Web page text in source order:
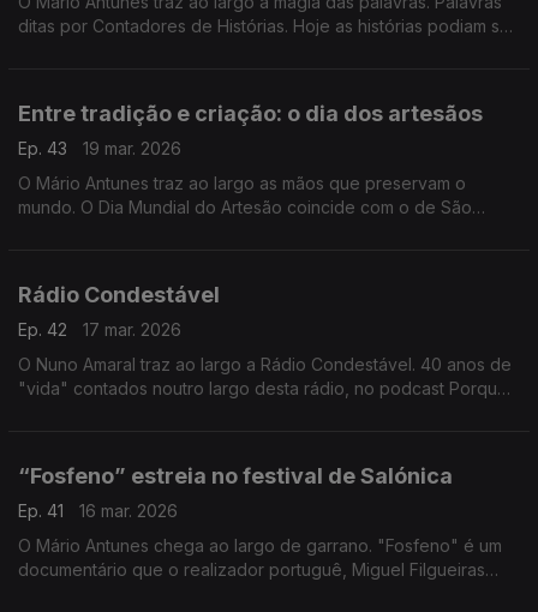
ditas por Contadores de Histórias. Hoje as histórias podiam ser
Entre tradição e criação: o dia dos artesãos
Ep. 43
19 mar. 2026
O Mário Antunes traz ao largo as mãos que preservam o
mundo. O Dia Mundial do Artesão coincide com o de São
Rádio Condestável
Ep. 42
17 mar. 2026
O Nuno Amaral traz ao largo a Rádio Condestável. 40 anos de
"vida" contados noutro largo desta rádio, no podcast Porque
“Fosfeno” estreia no festival de Salónica
Ep. 41
16 mar. 2026
O Mário Antunes chega ao largo de garrano. "Fosfeno" é um
documentário que o realizador portuguê, Miguel Filgueiras